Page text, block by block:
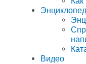
Видео